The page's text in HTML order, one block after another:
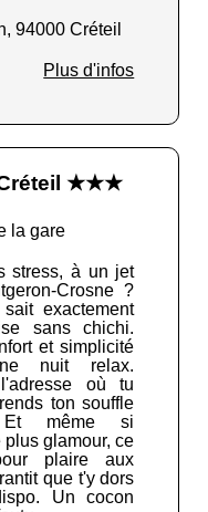
94000 Créteil
Plus d'infos
Créteil ★★★
la gare
stress, à un jet
Crosne ?
exactement
sans chichi.
et simplicité
nuit relax.
où tu
ton souffle
Et même si
plus glamour, ce
plaire aux
que t'y dors
Un cocon